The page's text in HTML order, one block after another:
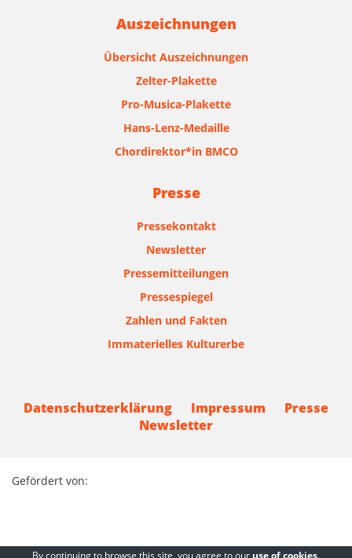
Auszeichnungen
Übersicht Auszeichnungen
Zelter-Plakette
Pro-Musica-Plakette
Hans-Lenz-Medaille
Chordirektor*in BMCO
Presse
Pressekontakt
Newsletter
Pressemitteilungen
Pressespiegel
Zahlen und Fakten
Immaterielles Kulturerbe
Datenschutzerklärung Impressum
Presse
Newsletter
Gefördert von:
By continuing to browse this site, you agree to our use of cookies.